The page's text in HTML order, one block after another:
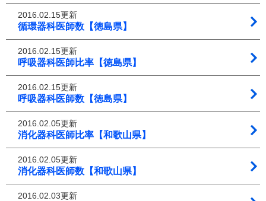
2016.02.15更新
循環器科医師数【徳島県】
2016.02.15更新
呼吸器科医師比率【徳島県】
2016.02.15更新
呼吸器科医師数【徳島県】
2016.02.05更新
消化器科医師比率【和歌山県】
2016.02.05更新
消化器科医師数【和歌山県】
2016.02.03更新